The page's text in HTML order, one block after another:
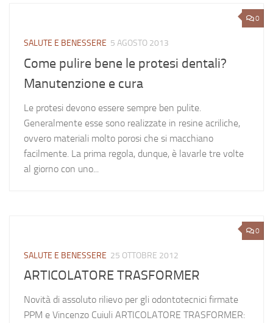
0
SALUTE E BENESSERE 5 AGOSTO 2013
Come pulire bene le protesi dentali?
Manutenzione e cura
Le protesi devono essere sempre ben pulite.
Generalmente esse sono realizzate in resine acriliche,
ovvero materiali molto porosi che si macchiano
facilmente. La prima regola, dunque, è lavarle tre volte
al giorno con uno...
0
SALUTE E BENESSERE 25 OTTOBRE 2012
ARTICOLATORE TRASFORMER
Novità di assoluto rilievo per gli odontotecnici firmate
PPM e Vincenzo Cuiuli ARTICOLATORE TRASFORMER: